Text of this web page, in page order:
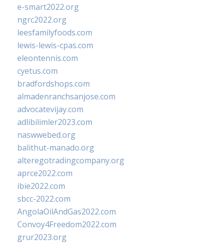
e-smart2022.org
ngrc2022.org
leesfamilyfoods.com
lewis-lewis-cpas.com
eleontennis.com
cyetus.com
bradfordshops.com
almadenranchsanjose.com
advocatevijay.com
adlibilimler2023.com
naswwebed.org
balithut-manado.org
alteregotradingcompany.org
aprce2022.com
ibie2022.com
sbcc-2022.com
AngolaOilAndGas2022.com
Convoy4Freedom2022.com
grur2023.org